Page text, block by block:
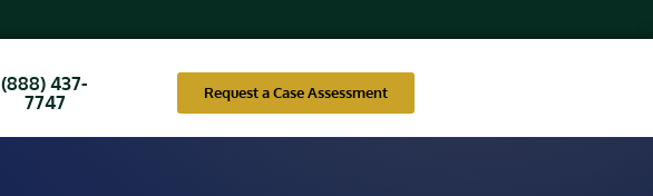
(888) 437-
7747
Request a Case Assessment